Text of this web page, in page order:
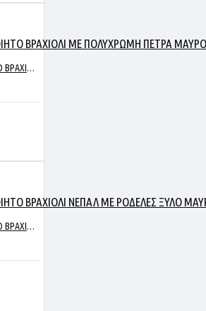
ΑΝΔΡΙΚΟ ΧΕΙΡΟΠΟΙΗΤΟ ΒΡΑΧΙΟΛΙ ΜΕ ΠΟΛΥΧΡΩΜΗ ΠΕΤΡΑ ΜΑΥΡΟ
ΑΝΔΡΙΚΟ ΧΕΙΡΟΠΟΙΗΤΟ ΒΡΑΧΙΟΛΙ ΝΕΠΑΛ ΜΕ ΡΟΔΕΛΕΣ ΞΥΛΟ ΜΑΥΡΟ Μ1-20259